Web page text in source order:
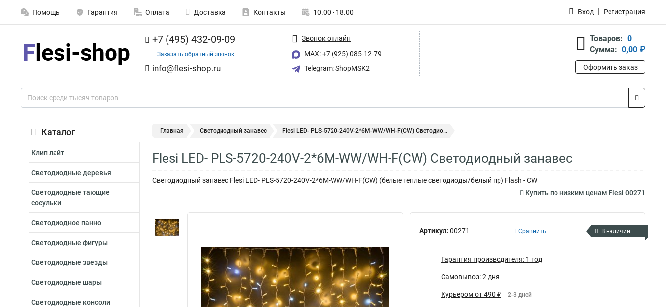
Помощь Гарантия Оплата Доставка Контакты 10.00 - 18.00 Вход Регистрация
+7 (495) 432-09-09
Заказать обратный звонок
info@flesi-shop.ru
Звонок онлайн
MAX: +7 (925) 085-12-79
Telegram: ShopMSK2
Товаров: 0
Сумма: 0,00 ₽
Оформить заказ
Каталог
Клип лайт
Светодиодные деревья
Светодиодные тающие
сосульки
Светодиодное панно
Светодиодные фигуры
Светодиодные звезды
Светодиодные шары
Светодиодные консоли
Главная Светодиодный занавес Flesi LED- PLS-5720-240V-2*6М-WW/WH-F(CW) Светодио...
Flesi LED- PLS-5720-240V-2*6М-WW/WH-F(CW) Светодиодный занавес
Светодиодный занавес Flesi LED- PLS-5720-240V-2*6М-WW/WH-F(CW) (белые теплые светодиоды/белый пр) Flash - CW
Купить по низким ценам Flesi 00271
Артикул: 00271 Сравнить В наличии
Гарантия производителя: 1 год
Самовывоз: 2 дня
Курьером от 490 ₽ 2-3 дней